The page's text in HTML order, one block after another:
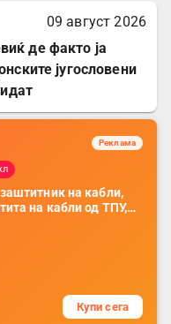
09 август 2026
де факто ја
југословени
Реклама
на кабли,
на кабли од ТПУ,
на кабли, без
телефони, комплет
Купи сега